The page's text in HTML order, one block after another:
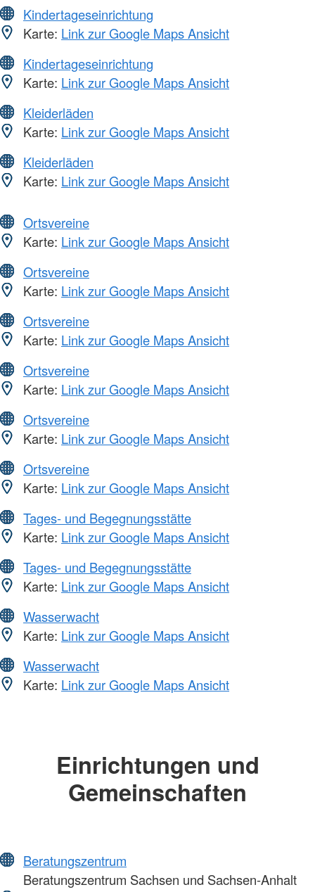
Kindertageseinrichtung
Karte: Link zur Google Maps Ansicht
Kindertageseinrichtung
Karte: Link zur Google Maps Ansicht
Kleiderläden
Karte: Link zur Google Maps Ansicht
Kleiderläden
Karte: Link zur Google Maps Ansicht
Ortsvereine
Karte: Link zur Google Maps Ansicht
Ortsvereine
Karte: Link zur Google Maps Ansicht
Ortsvereine
Karte: Link zur Google Maps Ansicht
Ortsvereine
Karte: Link zur Google Maps Ansicht
Ortsvereine
Karte: Link zur Google Maps Ansicht
Ortsvereine
Karte: Link zur Google Maps Ansicht
Tages- und Begegnungsstätte
Karte: Link zur Google Maps Ansicht
Tages- und Begegnungsstätte
Karte: Link zur Google Maps Ansicht
Wasserwacht
Karte: Link zur Google Maps Ansicht
Wasserwacht
Karte: Link zur Google Maps Ansicht
Einrichtungen und
Gemeinschaften
Beratungszentrum
Beratungszentrum Sachsen und Sachsen-Anhalt